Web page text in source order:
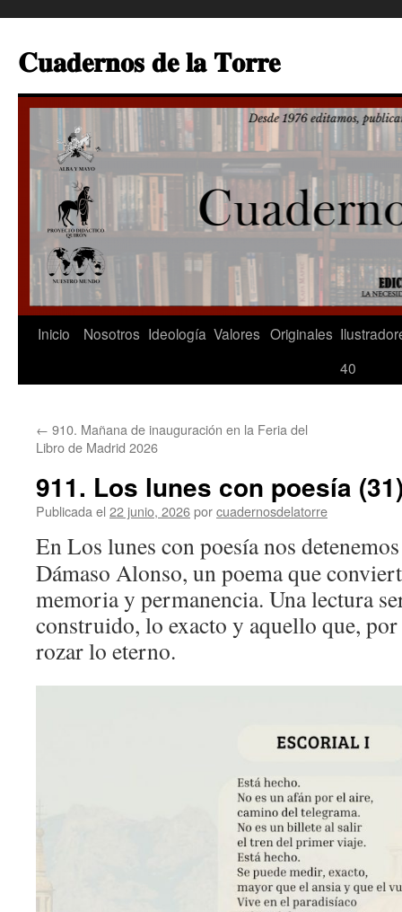
contenido
𝐂𝐮𝐚𝐝𝐞𝐫𝐧𝐨𝐬 𝐝𝐞 𝐥𝐚 𝐓𝐨𝐫𝐫𝐞
Inicio Nosotros Ideología Valores Originales
40
← 910. Mañana de inauguración en la Feria del
Libro de Madrid 2026
911. Los lunes con poesía
Publicada el 22 junio, 2026porcuadernosdelatorre
En Los lunes con poesía nos
Dámaso Alonso, un poema que
memoria y permanencia. Una lectura
construido, lo exacto y aquello que,
rozar lo eterno.